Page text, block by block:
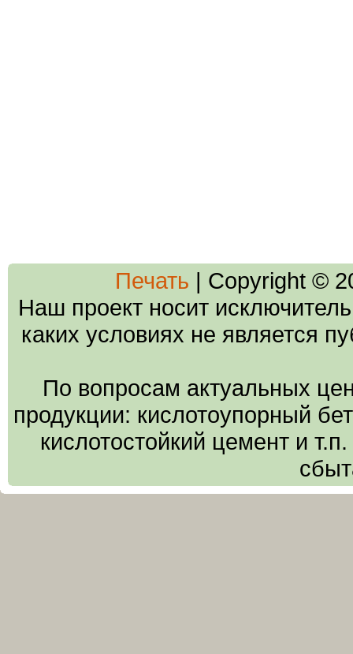
Печать | Copyright ©
Наш проект носит
каких условиях не является
По вопросам актуальных
продукции: кислотоупорный
кислотостойкий цемент и